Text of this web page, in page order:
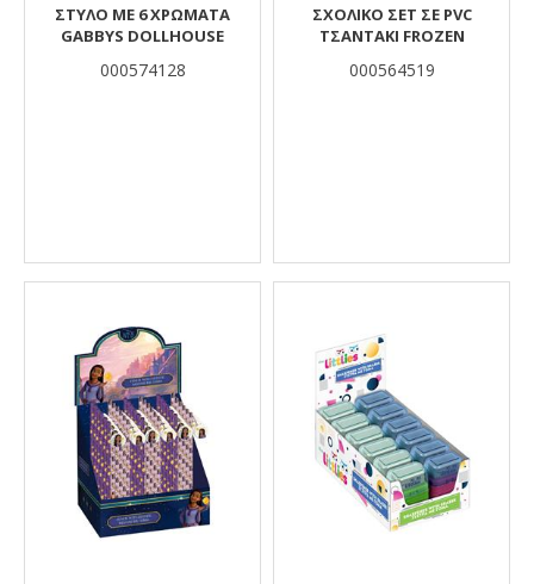
ΣΤΥΛΟ ME 6 ΧΡΩΜΑΤΑ
GABBYS DOLLHOUSE
000574128
ΣΧΟΛΙΚΟ ΣΕΤ ΣΕ PVC
ΤΣΑΝΤΑΚΙ FROZEN
000564519